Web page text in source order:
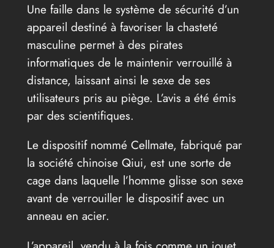
Une faille dans le système de sécurité d’un
appareil destiné à favoriser la chasteté
masculine permet à des pirates
informatiques de le maintenir verrouillé à
distance, laissant ainsi le sexe de ses
utilisateurs pris au piège. L’avis a été émis
par des scientifiques.
Le dispositif nommé Cellmate, fabriqué par
la société chinoise Qiui, est une sorte de
cage dans laquelle l’homme glisse son sexe
avant de verrouiller le dispositif avec un
anneau en acier.